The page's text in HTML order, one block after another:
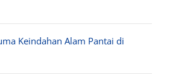
Keindahan Alam Pantai di